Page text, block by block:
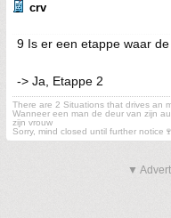
crv
9 Is er een etappe waar
-> Ja, Etappe 2
There are 2 Situations that drives an
Wanneer een man de deur van zijn
zijn vrouw
Sorry, mind closed until further notice🍷
▼